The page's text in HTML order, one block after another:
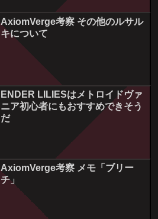
AxiomVerge考察 その他のルサル
キについて
ENDER LILIESはメトロイドヴァ
ニア初心者にもおすすめできそう
だ
AxiomVerge考察 メモ「ブリー
チ」